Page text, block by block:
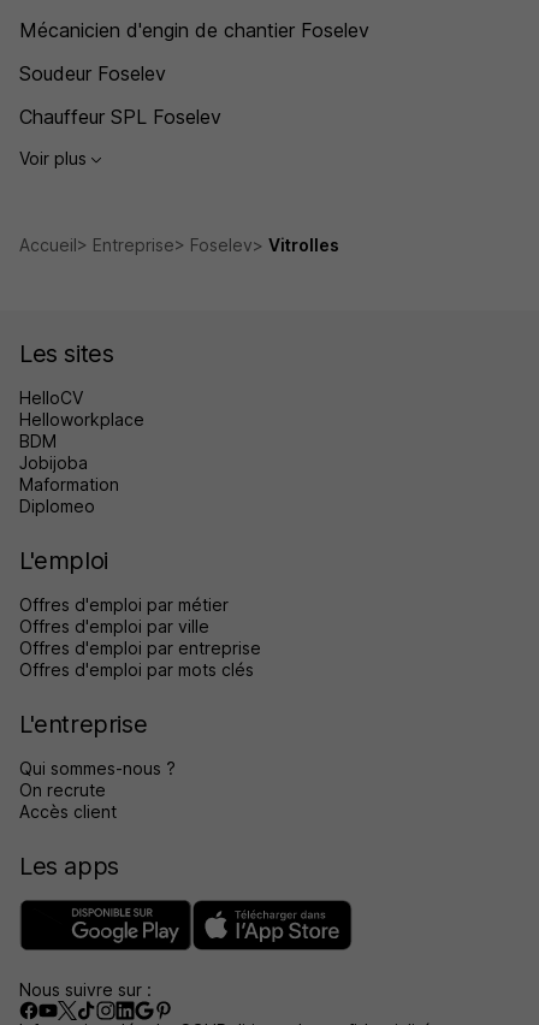
Mécanicien d'engin de chantier Foselev
Soudeur Foselev
Chauffeur SPL Foselev
Voir plus
Accueil Entreprise Foselev Vitrolles
Les sites
HelloCV
Helloworkplace
BDM
Jobijoba
Maformation
Diplomeo
L'emploi
Offres d'emploi par métier
Offres d'emploi par ville
Offres d'emploi par entreprise
Offres d'emploi par mots clés
L'entreprise
Qui sommes-nous ?
On recrute
Accès client
Les apps
Nous suivre sur :